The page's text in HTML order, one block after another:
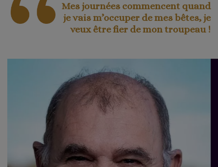
Mes journées commencent quand
je vais m’occuper de mes bêtes, je
veux être fier de mon troupeau !